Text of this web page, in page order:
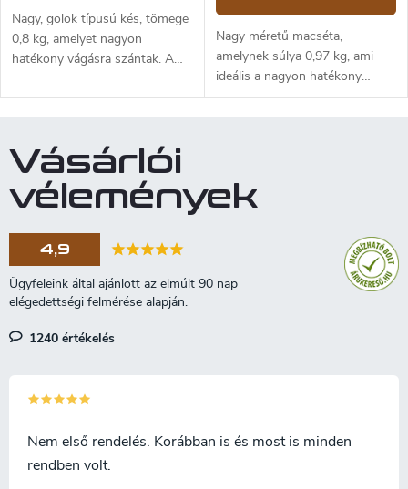
Nagy, golok típusú kés, tömege
0,8 kg, amelyet nagyon
hatékony vágásra szántak. A
különösen Indonéziából
masszív golok, teljes hossza
43,2 cm, a penge vastagsága 5
mm. 1075 magas széntartalmú
barna bőrtok.
Nagy méretű macséta,
amelynek súlya 0,97 kg, ami
ideális a nagyon hatékony
vágáshoz. A Condor Makara
kés 47,6 cm hosszú. Markolata
Vásárlói
vélemények
4,9
1240 értékelés
Nem első rendelés. Korábban is és most is minden
rendben volt.